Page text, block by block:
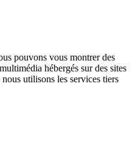
pouvons vous montrer des
hébergés sur des sites
utilisons les services tiers